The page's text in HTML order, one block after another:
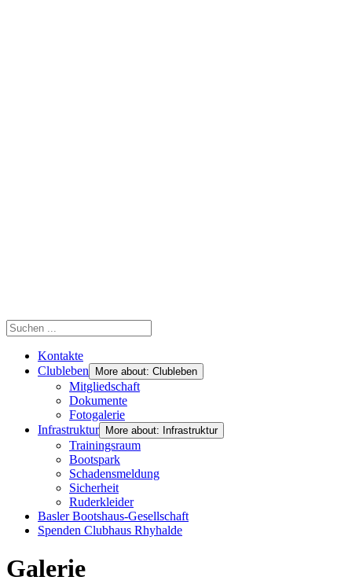
Kontakte
Clubleben
More about: Clubleben
Mitgliedschaft
Dokumente
Fotogalerie
Infrastruktur
More about: Infrastruktur
Trainingsraum
Bootspark
Schadensmeldung
Sicherheit
Ruderkleider
Basler Bootshaus-Gesellschaft
Spenden Clubhaus Rhyhalde
Galerie